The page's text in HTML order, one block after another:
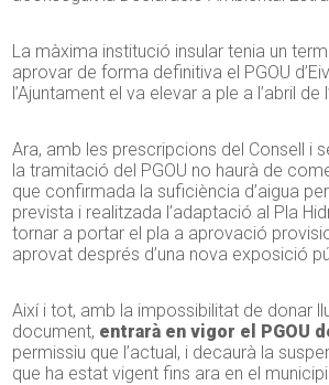
La màxima institució insular tenia un
aprovar de forma definitiva el PGOU
l’Ajuntament el va elevar a ple a l’abril de
Ara, amb les prescripcions del Consell i
la tramitació del PGOU no haurà de
que confirmada la suficiència d’aigua
prevista i realitzada l’adaptació al Pla
tornar a portar el pla a aprovació
aprovat després d’una nova exposició
Així i tot, amb la impossibilitat de donar
document, entrarà en vigor el PGOU
permissiu que l’actual, i decaurà la
que ha estat vigent fins ara en el